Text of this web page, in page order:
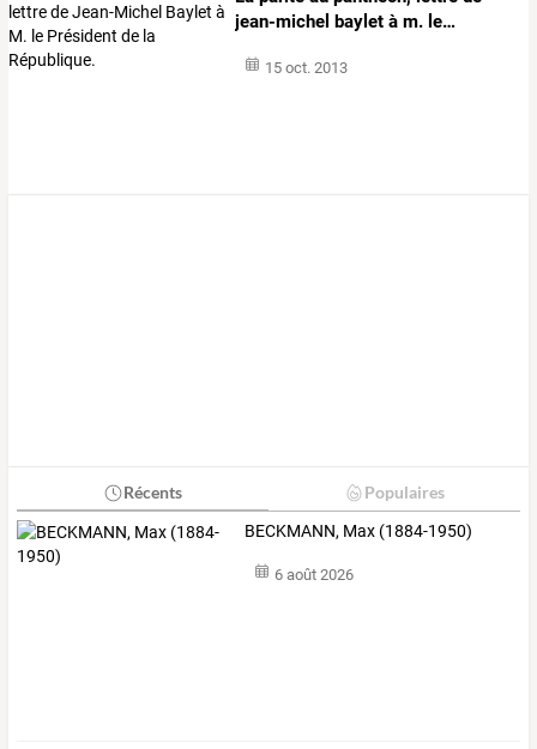
jean-michel baylet à m. le…
15 oct. 2013
Récents Populaires
BECKMANN, Max (1884-1950)
6 août 2026